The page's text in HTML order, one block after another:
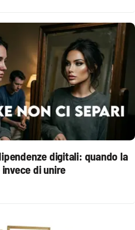
digitali: quando la
di unire